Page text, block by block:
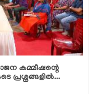
കമ്മീഷന്റെ
പ്രശ്നങ്ങളിൽ...